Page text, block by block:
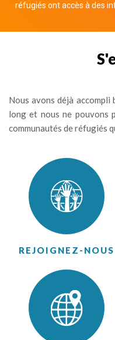
réfugiés ont accès à des
Nous avons déjà accompli
long et nous ne pouvons
communautés de réfugiés
REJOIGNEZ-NOUS